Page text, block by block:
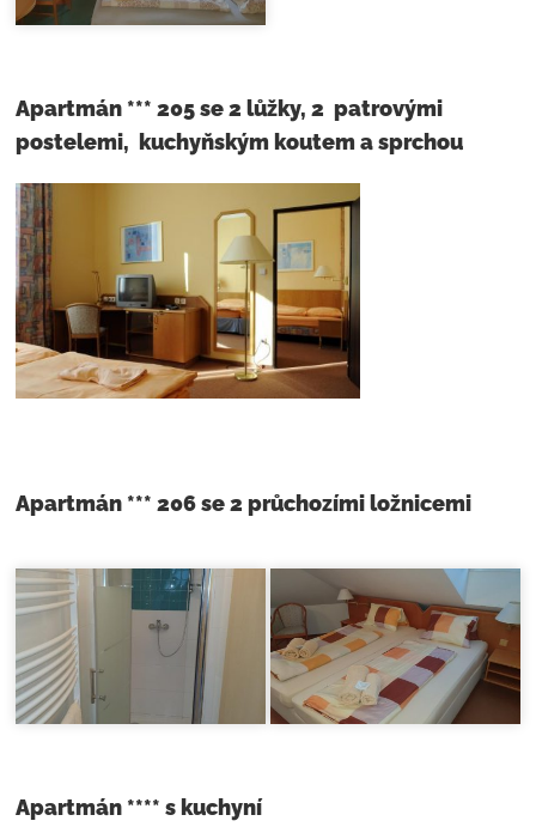
Apartmán *** 205 se 2 lůžky, 2 patrovými
postelemi, kuchyňským koutem a sprchou
Apartmán *** 206 se 2 průchozími ložnicemi
Apartmán **** s kuchyní